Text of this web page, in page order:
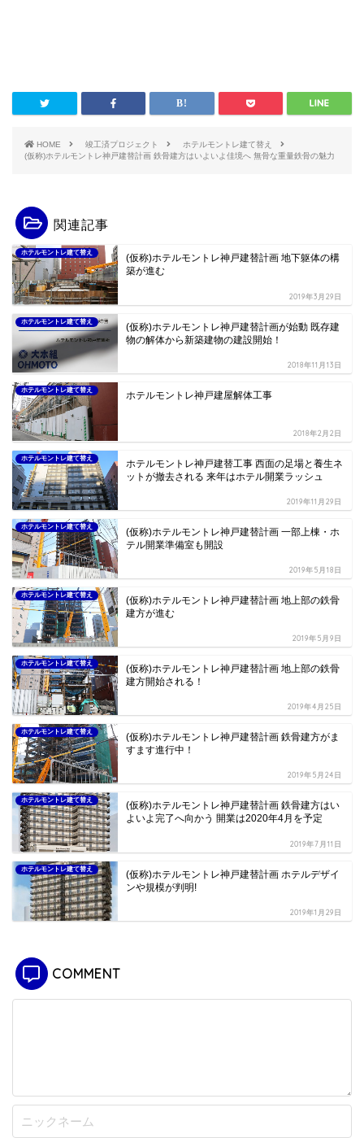
HOME 竣工済プロジェクト
ホテルモントレ建て替え
(仮称)ホテルモントレ神戸建替計画 鉄骨建方はいよいよ佳境へ 無骨な重量鉄骨の魅力
関連記事
ホテルモントレ建て替え
(仮称)ホテルモントレ神戸建替計画 地下躯体の構
築が進む
2019年3月29日
ホテルモントレ建て替え
(仮称)ホテルモントレ神戸建替計画が始動 既存建
物の解体から新築建物の建設開始！
2018年11月13日
ホテルモントレ建て替え ホテルモントレ神戸建屋解体工事
2018年2月2日
ホテルモントレ建て替え
ホテルモントレ神戸建替工事 西面の足場と養生ネ
ットが撤去される 来年はホテル開業ラッシュ
2019年11月29日
ホテルモントレ建て替え
(仮称)ホテルモントレ神戸建替計画 一部上棟・ホ
テル開業準備室も開設
2019年5月18日
ホテルモントレ建て替え
(仮称)ホテルモントレ神戸建替計画 地上部の鉄骨
建方が進む
2019年5月9日
ホテルモントレ建て替え
(仮称)ホテルモントレ神戸建替計画 地上部の鉄骨
建方開始される！
2019年4月25日
ホテルモントレ建て替え
(仮称)ホテルモントレ神戸建替計画 鉄骨建方がま
すます進行中！
2019年5月24日
ホテルモントレ建て替え
(仮称)ホテルモントレ神戸建替計画 鉄骨建方はい
よいよ完了へ向かう 開業は2020年4月を予定
2019年7月11日
ホテルモントレ建て替え
(仮称)ホテルモントレ神戸建替計画 ホテルデザイ
ンや規模が判明!
2019年1月29日
COMMENT